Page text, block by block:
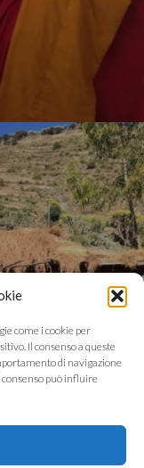
come i cookie per
Il consenso a queste
di navigazione
può influire